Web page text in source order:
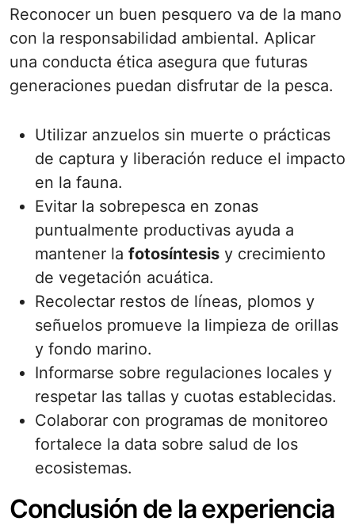
Reconocer un buen pesquero va de la mano
con la responsabilidad ambiental. Aplicar
una conducta ética asegura que futuras
generaciones puedan disfrutar de la pesca.
Utilizar anzuelos sin muerte o prácticas
de captura y liberación reduce el impacto
en la fauna.
Evitar la sobrepesca en zonas
puntualmente productivas ayuda a
mantener la fotosíntesis y crecimiento
de vegetación acuática.
Recolectar restos de líneas, plomos y
señuelos promueve la limpieza de orillas
y fondo marino.
Informarse sobre regulaciones locales y
respetar las tallas y cuotas establecidas.
Colaborar con programas de monitoreo
fortalece la data sobre salud de los
ecosistemas.
Conclusión de la experiencia